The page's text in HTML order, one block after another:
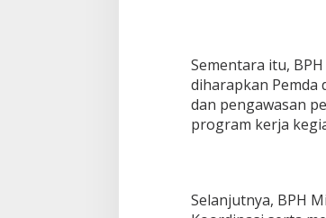
Sementara itu,
diharapkan Pemda
dan pengawasan
program kerja
Selanjutnya, BPH